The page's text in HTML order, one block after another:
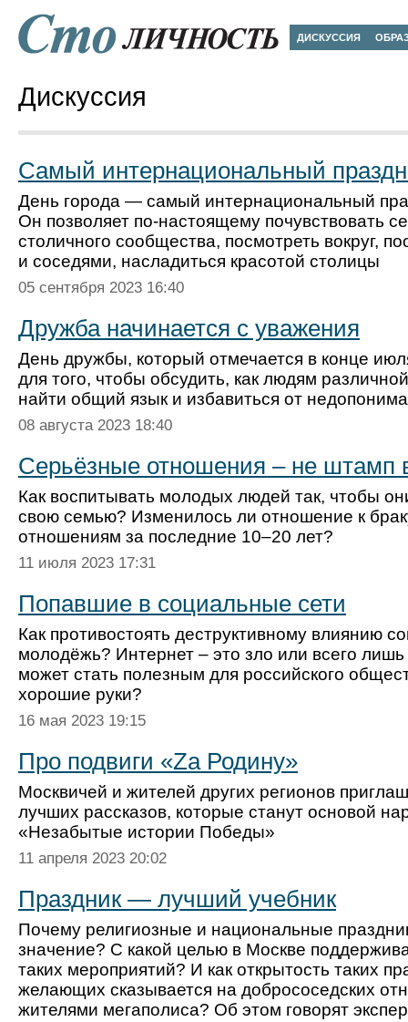
ДИСКУССИЯ
Дискуссия
Самый интернациональный
День города — самый интернациональный
Он позволяет по-настоящему почувствовать
столичного сообщества, посмотреть вокруг,
и соседями, насладиться красотой столицы
05 сентября 2023 16:40
Дружба начинается с уважения
День дружбы, который отмечается в конце
для того, чтобы обсудить, как людям
найти общий язык и избавиться от
08 августа 2023 18:40
Серьёзные отношения – не штамп
Как воспитывать молодых людей так, чтобы
свою семью? Изменилось ли отношение к
отношениям за последние 10–20 лет?
11 июля 2023 17:31
Попавшие в социальные сети
Как противостоять деструктивному влиянию
молодёжь? Интернет – это зло или всего
может стать полезным для российского
хорошие руки?
16 мая 2023 19:15
Про подвиги «Zа Родину»
Москвичей и жителей других регионов
лучших рассказов, которые станут основой
«Незабытые истории Победы»
11 апреля 2023 20:02
Праздник — лучший учебник
Почему религиозные и национальные
значение? С какой целью в Москве
таких мероприятий? И как открытость таких
желающих сказывается на добрососедских
жителями мегаполиса? Об этом говорят